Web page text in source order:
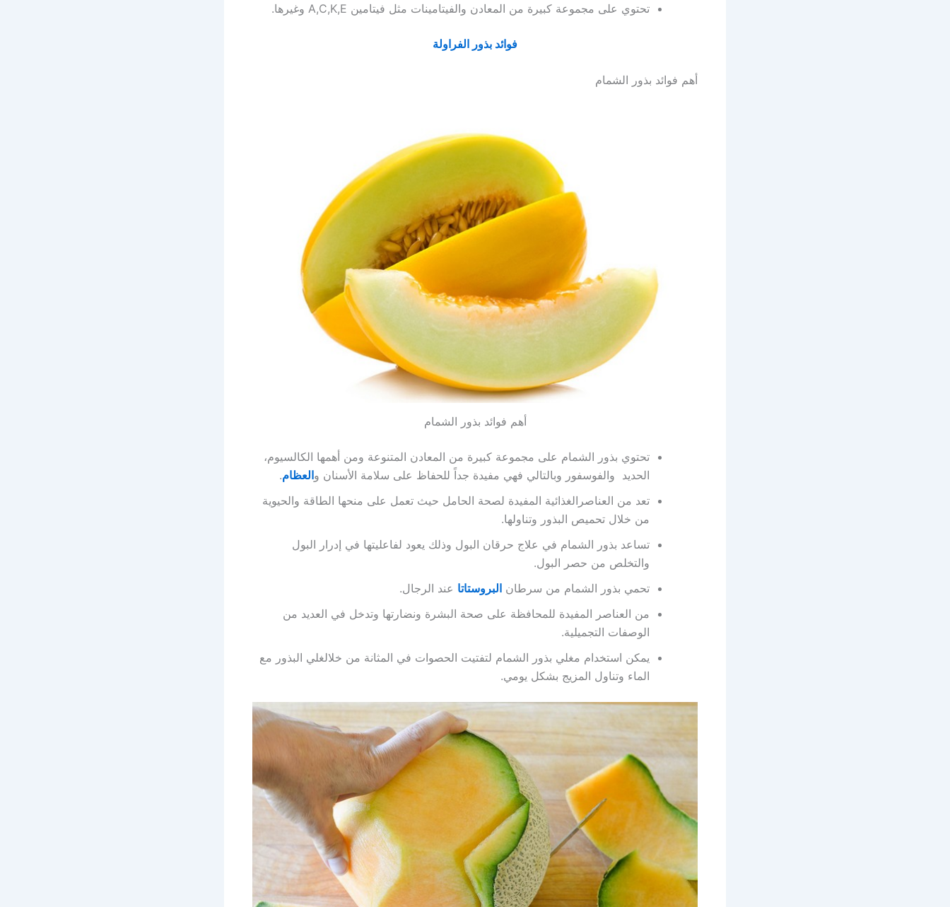
تحتوي على مجموعة كبيرة من المعادن والفيتامينات مثل فيتامين A,C,K,E وغيرها.
فوائد بذور الفراولة
أهم فوائد بذور الشمام
أهم فوائد بذور الشمام
تحتوي بذور الشمام على مجموعة كبيرة من المعادن المتنوعة ومن أهمها الكالسيوم،
الحديد والفوسفور وبالتالي فهي مفيدة جداً للحفاظ على سلامة الأسنان والعظام.
تعد من العناصرالغذائية المفيدة لصحة الحامل حيث تعمل على منحها الطاقة والحيوية
من خلال تحميص البذور وتناولها.
تساعد بذور الشمام في علاج حرقان البول وذلك يعود لفاعليتها في إدرار البول
والتخلص من حصر البول.
تحمي بذور الشمام من سرطان البروستاتا عند الرجال.
من العناصر المفيدة للمحافظة على صحة البشرة ونضارتها وتدخل في العديد من
الوصفات التجميلية.
يمكن استخدام مغلي بذور الشمام لتفتيت الحصوات في المثانة من خلالغلي البذور مع
الماء وتناول المزيج بشكل يومي.